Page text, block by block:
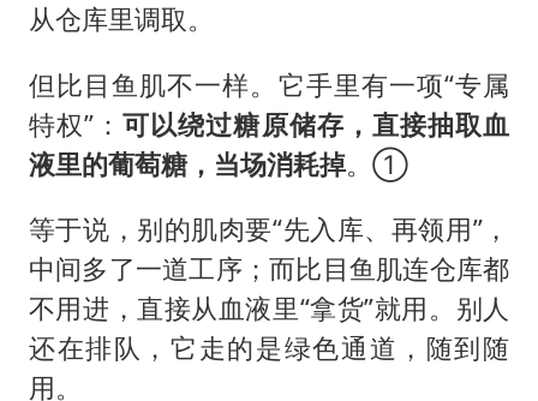
从仓库里调取。
但比目鱼肌不一样。它手里有一项“专属
特权”：可以绕过糖原储存，直接抽取血
液里的葡萄糖，当场消耗掉。①
等于说，别的肌肉要“先入库、再领用”，
中间多了一道工序；而比目鱼肌连仓库都
不用进，直接从血液里“拿货”就用。别人
还在排队，它走的是绿色通道，随到随
用。